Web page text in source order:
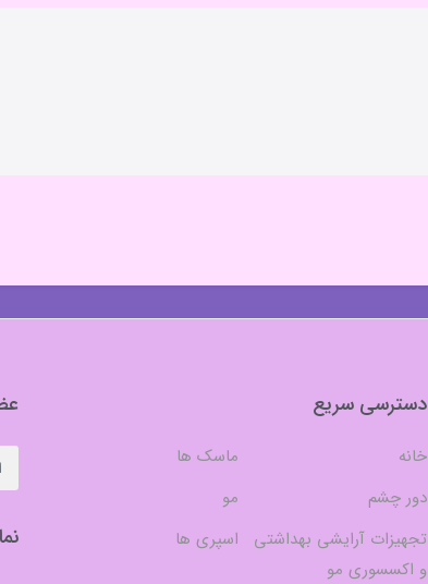
دسترسی سریع
خانه
ماسک ها
دور چشم
مو
تجهیزات آرایشی بهداشتی
و اکسسوری مو
اسپری ها